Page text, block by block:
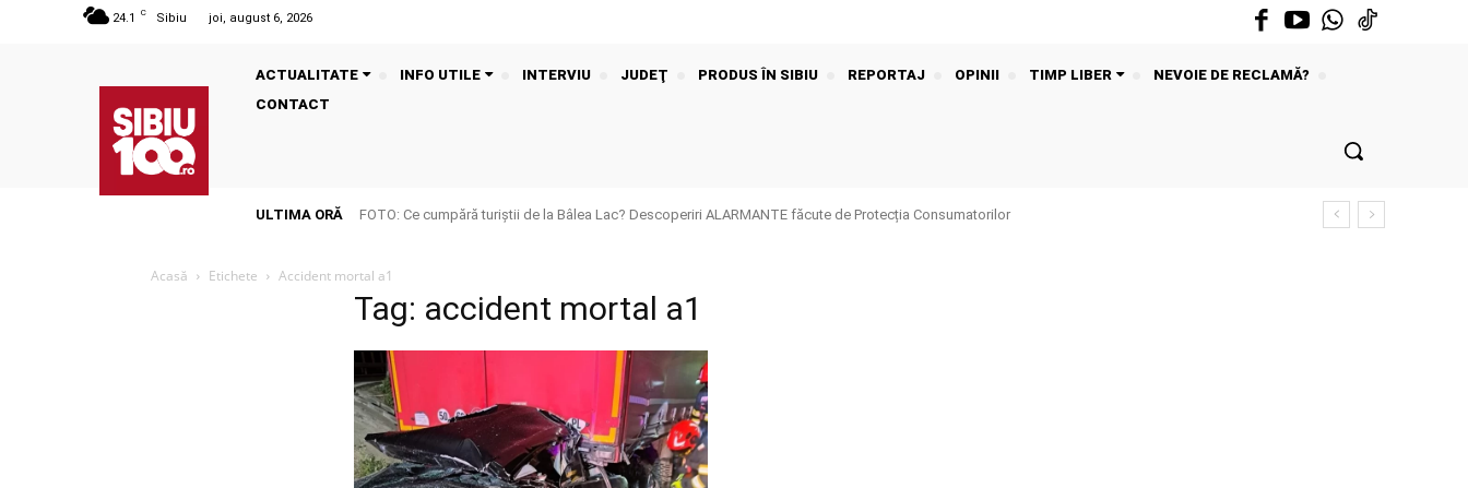
24.1 C Sibiu joi, august 6, 2026
ACTUALITATE INFO UTILE INTERVIU JUDEŢ PRODUS ÎN SIBIU REPORTAJ OPINII TIMP LIBER
NEVOIE DE RECLAMĂ?
CONTACT
ULTIMA ORĂ FOTO: Ce cumpără turiștii de la Bâlea Lac? Descoperiri ALARMANTE făcute de Protecția Consumatorilor
Acasă Etichete Accident mortal a1
Tag: accident mortal a1